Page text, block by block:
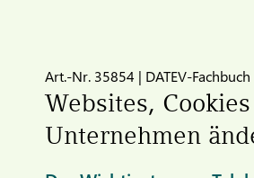
Art.-Nr. 35854 | DATEV-Fachbuch
Websites,
Unternehmen